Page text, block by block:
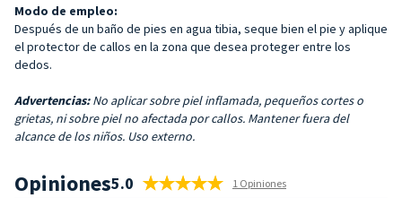
Modo de empleo:
Después de un baño de pies en agua tibia, seque bien el pie y aplique
el protector de callos en la zona que desea proteger entre los
dedos.
Advertencias: No aplicar sobre piel inflamada, pequeños cortes o
grietas, ni sobre piel no afectada por callos. Mantener fuera del
alcance de los niños. Uso externo.
Opiniones5.0 1 Opiniones